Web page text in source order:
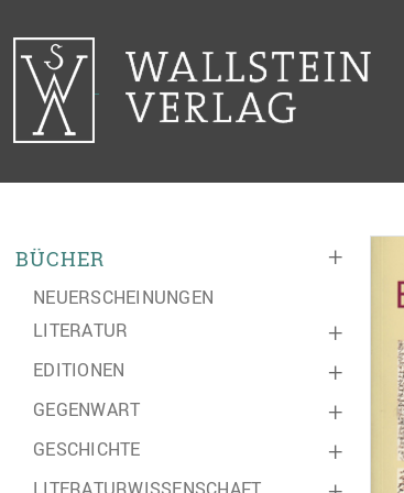
+
BÜCHER
NEUERSCHEINUNGEN
+
LITERATUR
+
EDITIONEN
+
GEGENWART
+
GESCHICHTE